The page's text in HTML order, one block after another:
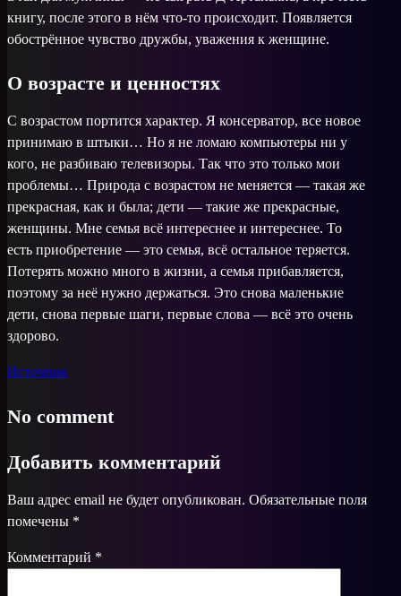
книгу, после этого в нём что-то происходит. Появляется
обострённое чувство дружбы, уважения к женщине.
О возрасте и ценностях
С возрастом портится характер. Я консерватор, все новое
принимаю в штыки… Но я не ломаю компьютеры ни у
кого, не разбиваю телевизоры. Так что это только мои
проблемы… Природа с возрастом не меняется — такая же
прекрасная, как и была; дети — такие же прекрасные,
женщины. Мне семья всё интереснее и интереснее. То
есть приобретение — это семья, всё остальное теряется.
Потерять можно много в жизни, а семья прибавляется,
поэтому за неё нужно держаться. Это снова маленькие
дети, снова первые шаги, первые слова — всё это очень
здорово.
Источник
No comment
Добавить комментарий
Ваш адрес email не будет опубликован. Обязательные поля
помечены *
Комментарий *